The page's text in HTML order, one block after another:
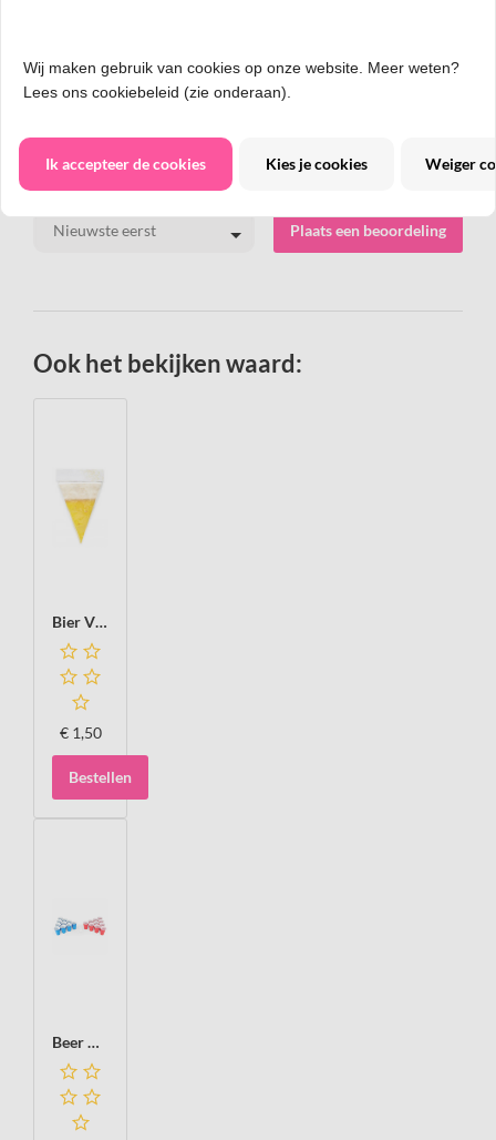
Beoordelingen
Sorteren op:
Plaats een beoordeling
Ook het bekijken waard:
Bier Vlaggenlijn, 10 meter
€ 1,50
Bestellen
Beer Pong set
Wij maken gebruik van cookies op onze website. Meer weten?
Lees ons cookiebeleid (zie onderaan).
Ik accepteer de cookies Kies je cookies Weiger